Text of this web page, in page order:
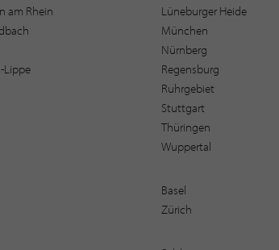
am Rhein
Lüneburger Heide
München
Nürnberg
Lippe
Regensburg
Ruhrgebiet
Stuttgart
Thüringen
Wuppertal
Basel
Zürich